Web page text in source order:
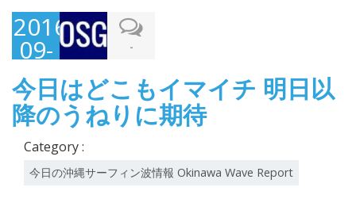
2016-
09-
05
-
今日はどこもイマイチ 明日以
降のうねりに期待
Category :
今日の沖縄サーフィン波情報 Okinawa Wave Report